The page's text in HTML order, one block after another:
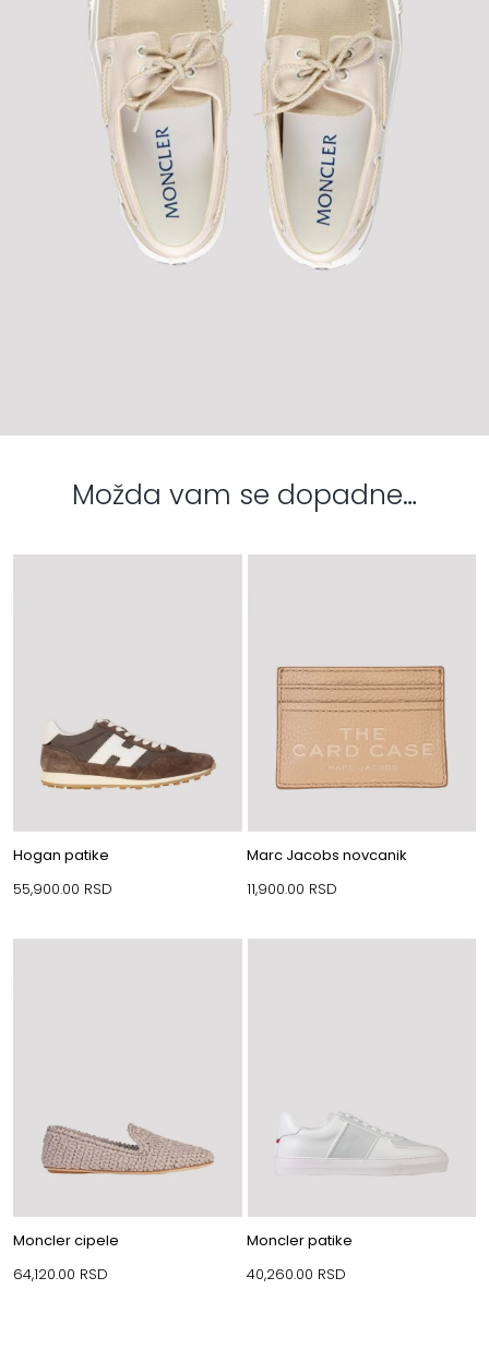
Možda vam se dopadne…
Hogan patike
55,900.00 RSD
Marc Jacobs novcanik
11,900.00 RSD
Moncler cipele
64,120.00 RSD
Moncler patike
40,260.00 RSD